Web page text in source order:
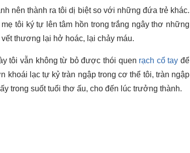
nên thành ra tôi dị biệt so với những đứa trẻ khác.
tôi ký tự lên tâm hồn trong trắng ngây thơ những
thương lại hở hoác, lại chảy máu.
tôi vẫn không từ bỏ được thói quen rạch cổ tay để
khoái lạc tự kỷ tràn ngập trong cơ thể tôi, tràn ngập
trong suốt tuổi thơ ấu, cho đến lúc trưởng thành.